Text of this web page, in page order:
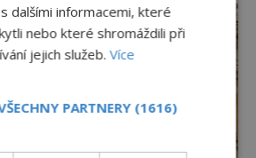
dalšími informacemi, které
nebo které shromáždili při
jejich služeb.Více
PARTNERY (1616)